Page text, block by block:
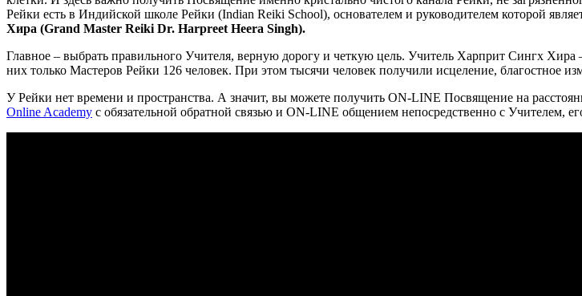
Рейки есть в Индийской школе Рейки (Indian Reiki School), основателем и руководителем которой
Хира (Grand Master Reiki Dr. Harpreet Heera Singh).
Главное – выбрать правильного Учителя, верную дорогу и четкую цель. Учитель Харприт Сингх
них только Мастеров Рейки 126 человек. При этом тысячи человек получили исцеление, благостное
У Рейки нет времени и пространства. А значит, вы можете получить ON-LINE Посвящение на
Online Academy с обязательной обратной связью и ON-LINE общением непосредственно с Учителем,